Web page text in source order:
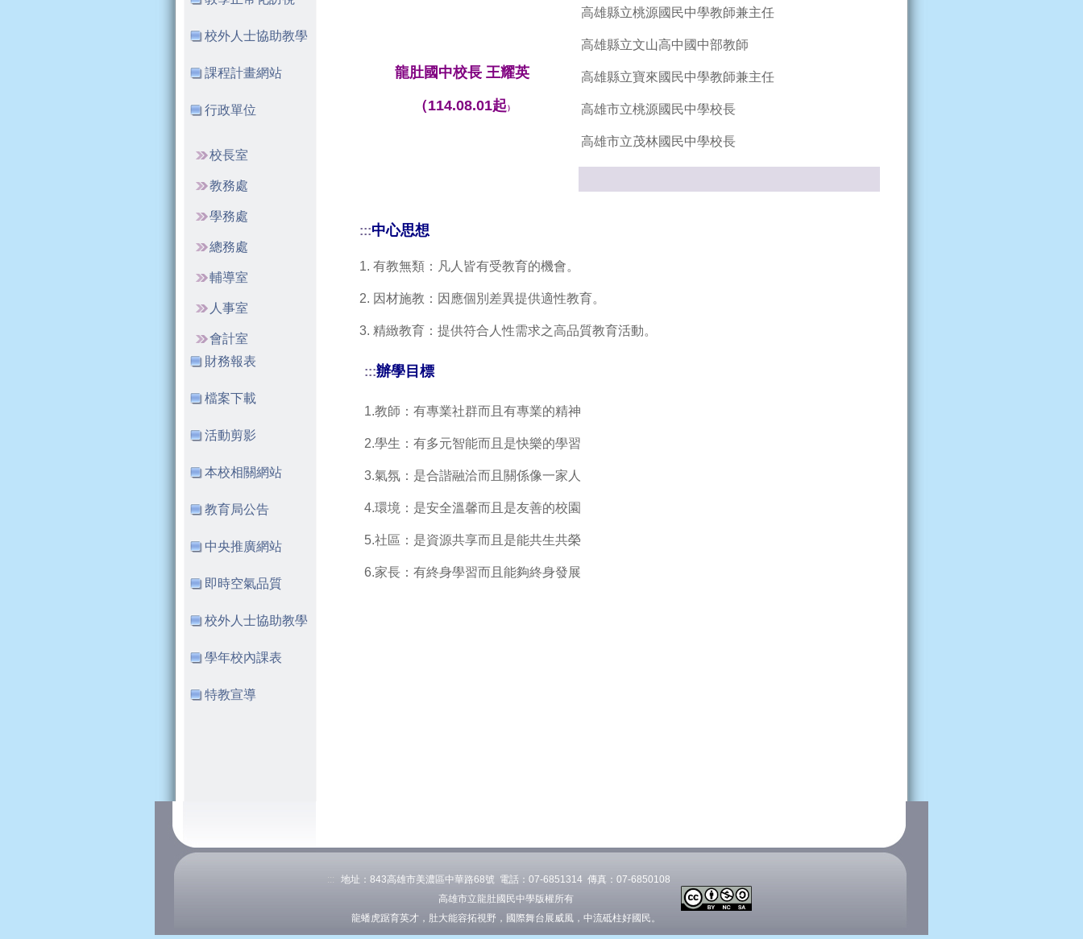
校外人士協助教學
課程計畫網站
行政單位
校長室
教務處
學務處
總務處
輔導室
人事室
會計室
財務報表
檔案下載
活動剪影
本校相關網站
教育局公告
中央推廣網站
即時空氣品質
校外人士協助教學
學年校內課表
特教宣導
高雄縣立桃源國民中學教師兼主任
高雄縣立文山高中國中部教師
高雄縣立寶來國民中學教師兼主任
高雄市立桃源國民中學校長
高雄市立茂林國民中學校長
龍肚國中校長 王耀英
（114.08.01起 ）
:::中心思想
1. 有教無類：凡人皆有受教育的機會。
2. 因材施教：因應個別差異提供適性教育。
3. 精緻教育：提供符合人性需求之高品質教育活動。
:::辦學目標
1.教師：有專業社群而且有專業的精神
2.學生：有多元智能而且是快樂的學習
3.氣氛：是合諧融洽而且關係像一家人
4.環境：是安全溫馨而且是友善的校園
5.社區：是資源共享而且是能共生共榮
6.家長：有終身學習而且能夠終身發展
:::
地址：843高雄市美濃區中華路68號 電話：07-6851314 傳真：07-6850108
高雄市立龍肚國民中學版權所有
龍蟠虎踞育英才，肚大能容拓視野，國際舞台展威風，中流砥柱好國民。